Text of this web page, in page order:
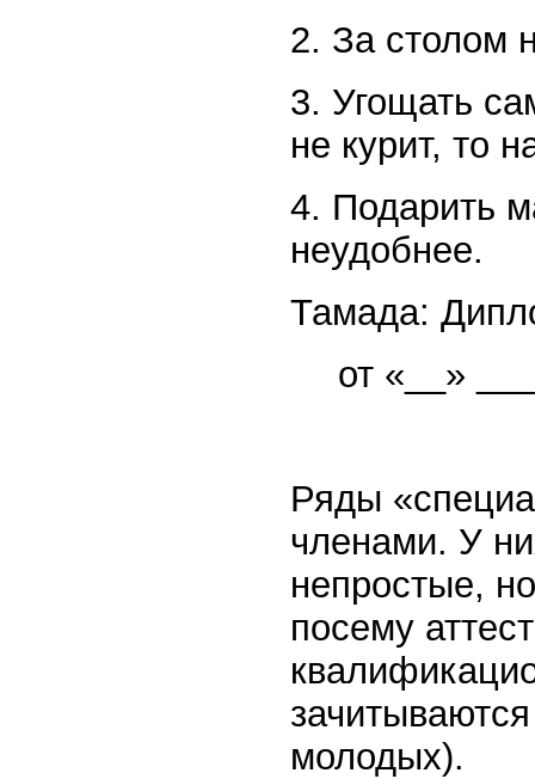
2. За столом
3. Угощать
не курит, то
4. Подарить
неудобнее.
Тамада:
от «__»
Ряды
членами. У
непростые,
посему
молодых).